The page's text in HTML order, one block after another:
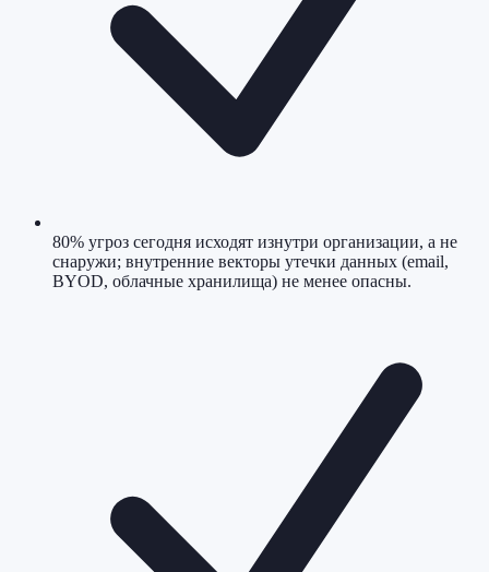
80% угроз сегодня исходят изнутри организации, а не
снаружи; внутренние векторы утечки данных (email,
BYOD, облачные хранилища) не менее опасны.